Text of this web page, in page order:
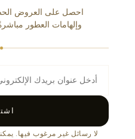
احصل على العروض
وإلهامات العطور
لا رسائل غير مرغوب فيها.